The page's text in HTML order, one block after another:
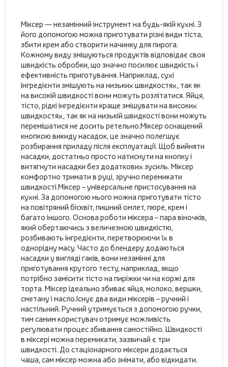
Міксер — незамінний інструмент на будь-якій кухні. З
його допомогою можна приготувати різні види тіста,
збити крем або створити начинку для пирога.
Кожному виду змішуються продуктів відповідає своя
швидкість обробки, що значно посилює швидкість і
ефективність приготування. Наприклад, сухі
інгредієнти змішують на низьких швидкостях, так як
на високій швидкості вони можуть розлітатися. Яйця,
тісто, рідкі інгредієнти краще змішувати на високих
швидкостях, так як на низькій швидкості вони можуть
перемішатися не досить ретельно.Міксер оснащений
кнопкою викиду насадок, це значно полегшує
розбирання приладу після експлуатації. Щоб вийняти
насадки, достатньо просто натиснути на кнопку і
витягнути насадки без додаткових зусиль. Міксер
комфортно тримати в руці, зручно перемикати
швидкості.Міксер – універсальне пристосування на
кухні. За допомогою нього можна приготувати тісто
на повітряний бісквіт, пишний омлет, пюре, крем і
багато іншого. Основа роботи міксера – пара віночків,
який обертаючись з величезною швидкістю,
розбивають інгредієнти, перетворюючи їх в
однорідну масу. Часто до блендеру додаються
насадки у вигляді гаків, вони незамінні для
приготування крутого тесту, наприклад, якщо
потрібно замісити тісто на пиріжки чи на коржі для
торта. Міксер ідеально збиває яйця, молоко, вершки,
сметану і масло.Існує два види міксерів – ручний і
настільний. Ручний утримується з допомогою ручки,
тим самим користувач отримує можливість
регулювати процес збивання самостійно. Швидкості
в міксері можна перемикати, зазвичай є три
швидкості. До стаціонарного міксери додається
чаша, сам міксер можна або знімати, або відкидати.